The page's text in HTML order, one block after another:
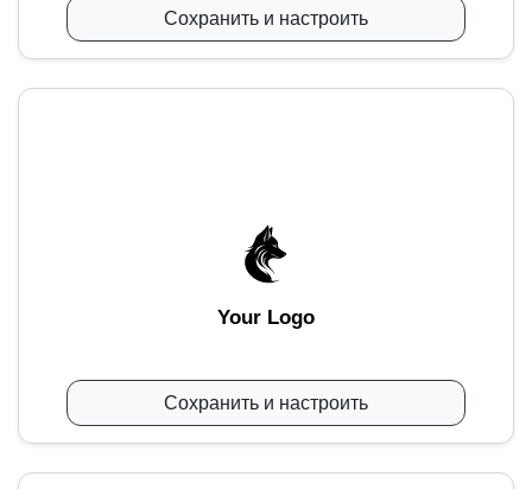
Сохранить и настроить
Your Logo
Сохранить и настроить